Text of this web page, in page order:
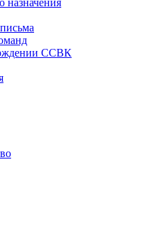
назначения
ССВК